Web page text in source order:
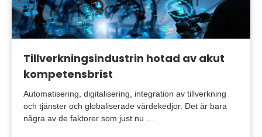
Tillverkningsindustrin hotad av akut
kompetensbrist
Automatisering, digitalisering, integration av tillverkning
och tjänster och globaliserade värdekedjor. Det är bara
några av de faktorer som just nu …